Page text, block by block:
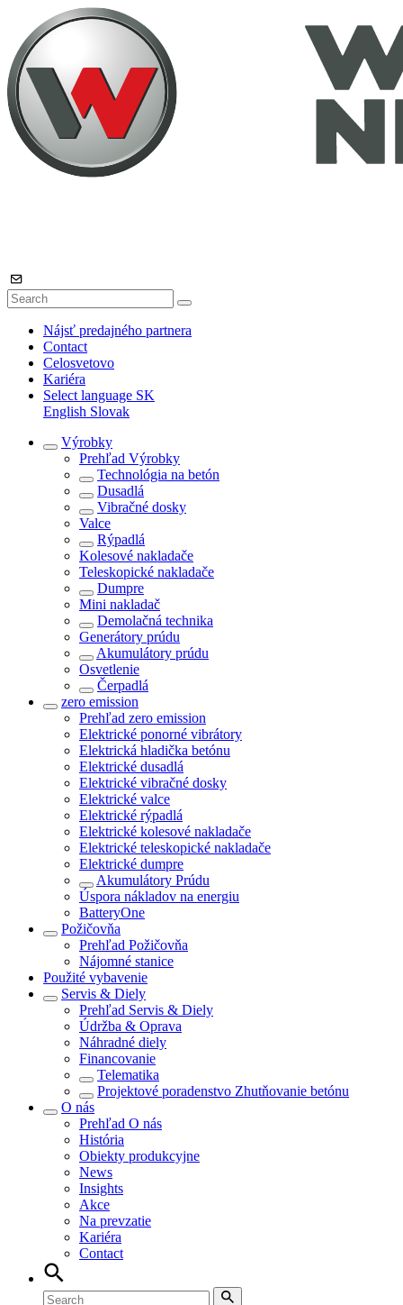
Nájsť predajného partnera
Contact
Celosvetovo
Kariéra
Select language SK
English Slovak
Výrobky
Prehľad Výrobky
Technológia na betón
Dusadlá
Vibračné dosky
Valce
Rýpadlá
Kolesové nakladače
Teleskopické nakladače
Dumpre
Mini nakladač
Demolačná technika
Generátory prúdu
Akumulátory prúdu
Osvetlenie
Čerpadlá
zero emission
Prehľad zero emission
Elektrické ponorné vibrátory
Elektrická hladička betónu
Elektrické dusadlá
Elektrické vibračné dosky
Elektrické valce
Elektrické rýpadlá
Elektrické kolesové nakladače
Elektrické teleskopické nakladače
Elektrické dumpre
Akumulátory Prúdu
Úspora nákladov na energiu
BatteryOne
Požičovňa
Prehľad Požičovňa
Nájomné stanice
Použité vybavenie
Servis & Diely
Prehľad Servis & Diely
Údržba & Oprava
Náhradné diely
Financovanie
Telematika
Projektové poradenstvo Zhutňovanie betónu
O nás
Prehľad O nás
História
Obiekty produkcyjne
News
Insights
Akce
Na prevzatie
Kariéra
Contact